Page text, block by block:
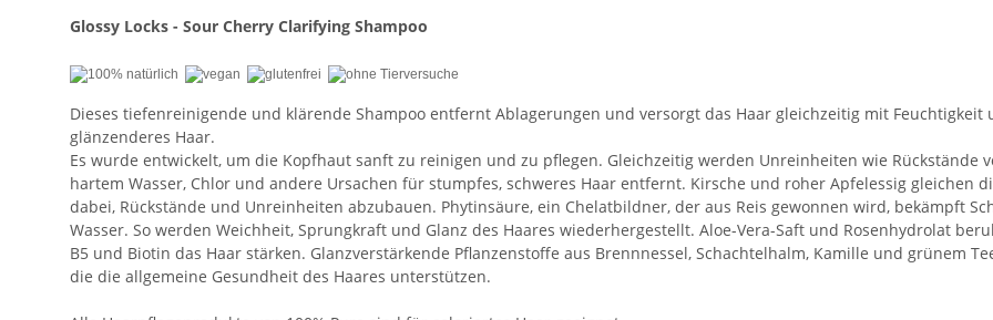
Glossy Locks - Sour Cherry Clarifying Shampoo
Dieses tiefenreinigende und klärende Shampoo entfernt Ablagerungen und versorgt das Haar gleichzeitig mit Feuchtigkeit
glänzenderes Haar.
Es wurde entwickelt, um die Kopfhaut sanft zu reinigen und zu pflegen. Gleichzeitig werden Unreinheiten wie Rückstände
hartem Wasser, Chlor und andere Ursachen für stumpfes, schweres Haar entfernt. Kirsche und roher Apfelessig gleichen
dabei, Rückstände und Unreinheiten abzubauen. Phytinsäure, ein Chelatbildner, der aus Reis gewonnen wird, bekämpft
Wasser. So werden Weichheit, Sprungkraft und Glanz des Haares wiederhergestellt. Aloe-Vera-Saft und Rosenhydrolat
B5 und Biotin das Haar stärken. Glanzverstärkende Pflanzenstoffe aus Brennnessel, Schachtelhalm, Kamille und grünem
die die allgemeine Gesundheit des Haares unterstützen.